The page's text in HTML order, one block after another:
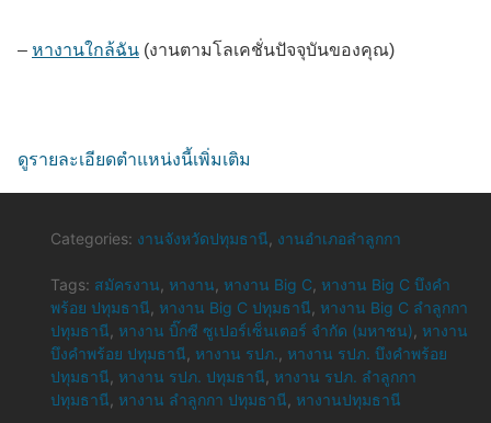
– หางานใกล้ฉัน (งานตามโลเคชั่นปัจจุบันของคุณ)
ดูรายละเอียดตำแหน่งนี้เพิ่มเติม
Categories: งานจังหวัดปทุมธานี งานอำเภอลำลูกกา
Tags: สมัครงาน หางาน หางาน Big C หางาน Big C บึงคำ
พร้อย ปทุมธานี หางาน Big C ปทุมธานี หางาน Big C ลำลูกกา
ปทุมธานี หางาน บิ๊กซี ซูเปอร์เซ็นเตอร์ จำกัด (มหาชน) หางาน
บึงคำพร้อย ปทุมธานี หางาน รปภ. หางาน รปภ. บึงคำพร้อย
ปทุมธานี หางาน รปภ. ปทุมธานี หางาน รปภ. ลำลูกกา
ปทุมธานี หางาน ลำลูกกา ปทุมธานี หางานปทุมธานี